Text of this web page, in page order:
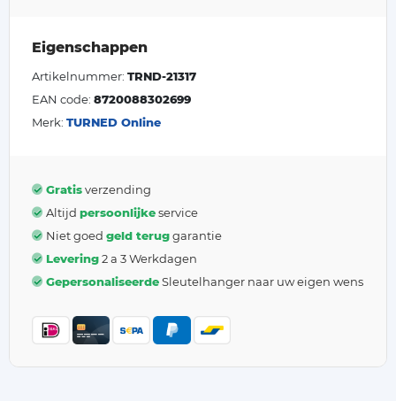
Eigenschappen
Artikelnummer: TRND-21317
EAN code: 8720088302699
Merk: TURNED Online
Gratisverzending
Altijd persoonlijkeservice
Niet goed geld teruggarantie
Levering2 a 3 Werkdagen
GepersonaliseerdeSleutelhanger naar uw eigen wens